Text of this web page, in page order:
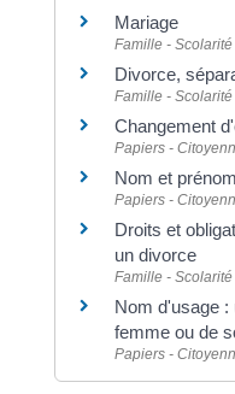
Mariage
Famille - Scolarité
Divorce,
Famille - Scolarité
Changement
Papiers -
Nom et prénom
Papiers -
Droits et
un divorce
Famille - Scolarité
Nom d'usage :
femme ou de
Papiers -